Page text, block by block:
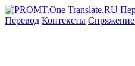
Перевод Контексты Спряжение